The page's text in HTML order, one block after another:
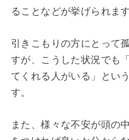
ることなどが挙げられます
引きこもりの方にとって
すが、こうした状況でも
てくれる人がいる」とい
す。
また、様々な不安が頭の